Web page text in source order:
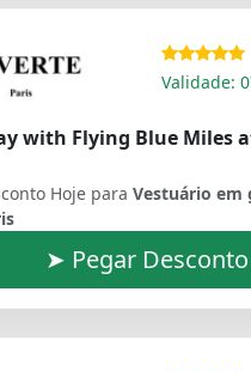
Validade:
with Flying Blue Miles at
Hoje para Vestuário em
➤ Pegar Desconto